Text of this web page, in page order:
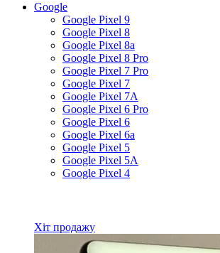
Google
Google Pixel 9
Google Pixel 8
Google Pixel 8a
Google Pixel 8 Pro
Google Pixel 7 Pro
Google Pixel 7
Google Pixel 7A
Google Pixel 6 Pro
Google Pixel 6
Google Pixel 6a
Google Pixel 5
Google Pixel 5A
Google Pixel 4
Хіт продажу